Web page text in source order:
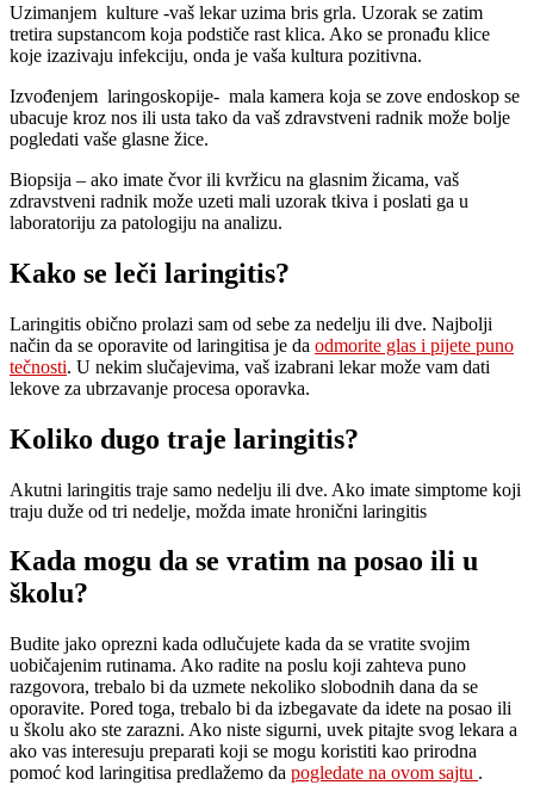
Uzimanjem kulture -vaš lekar uzima bris grla. Uzorak se zatim
tretira supstancom koja podstiče rast klica. Ako se pronađu klice
koje izazivaju infekciju, onda je vaša kultura pozitivna.
Izvođenjem laringoskopije- mala kamera koja se zove endoskop se
ubacuje kroz nos ili usta tako da vaš zdravstveni radnik može bolje
pogledati vaše glasne žice.
Biopsija – ako imate čvor ili kvržicu na glasnim žicama, vaš
zdravstveni radnik može uzeti mali uzorak tkiva i poslati ga u
laboratoriju za patologiju na analizu.
Kako se leči laringitis?
Laringitis obično prolazi sam od sebe za nedelju ili dve. Najbolji
način da se oporavite od laringitisa je da odmorite glas i pijete puno
tečnosti. U nekim slučajevima, vaš izabrani lekar može vam dati
lekove za ubrzavanje procesa oporavka.
Koliko dugo traje laringitis?
Akutni laringitis traje samo nedelju ili dve. Ako imate simptome koji
traju duže od tri nedelje, možda imate hronični laringitis
Kada mogu da se vratim na posao ili u
školu?
Budite jako oprezni kada odlučujete kada da se vratite svojim
uobičajenim rutinama. Ako radite na poslu koji zahteva puno
razgovora, trebalo bi da uzmete nekoliko slobodnih dana da se
oporavite. Pored toga, trebalo bi da izbegavate da idete na posao ili
u školu ako ste zarazni. Ako niste sigurni, uvek pitajte svog lekara a
ako vas interesuju preparati koji se mogu koristiti kao prirodna
pomoć kod laringitisa predlažemo da pogledate na ovom sajtu .